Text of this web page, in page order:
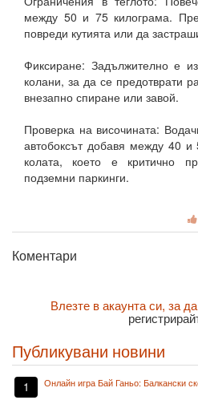
между 50 и 75 килограма.
повреди кутията или да
Фиксиране: Задължително е
колани, за да се предотврати
внезапно спиране или завой.
Проверка на височината:
автобоксът добавя между 40
колата, което е критично
подземни паркинги.
Коментари
Влезте в акаунта си, за
Публикувани новини
1 Онлайн игра Бай Ганьо: Балкански